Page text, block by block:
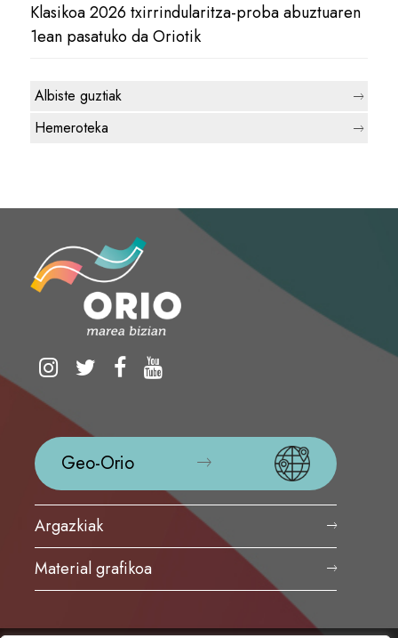
Klasikoa 2026 txirrindularitza-proba abuztuaren
1ean pasatuko da Oriotik
Albiste guztiak
Hemeroteka
Geo-Orio
Argazkiak
Material grafikoa